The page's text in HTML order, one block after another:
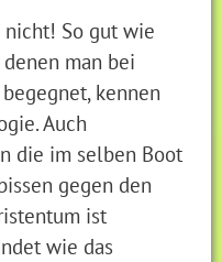
So gut wie
man bei
kennen
Auch
die im selben Boot
gegen den
ist
wie das